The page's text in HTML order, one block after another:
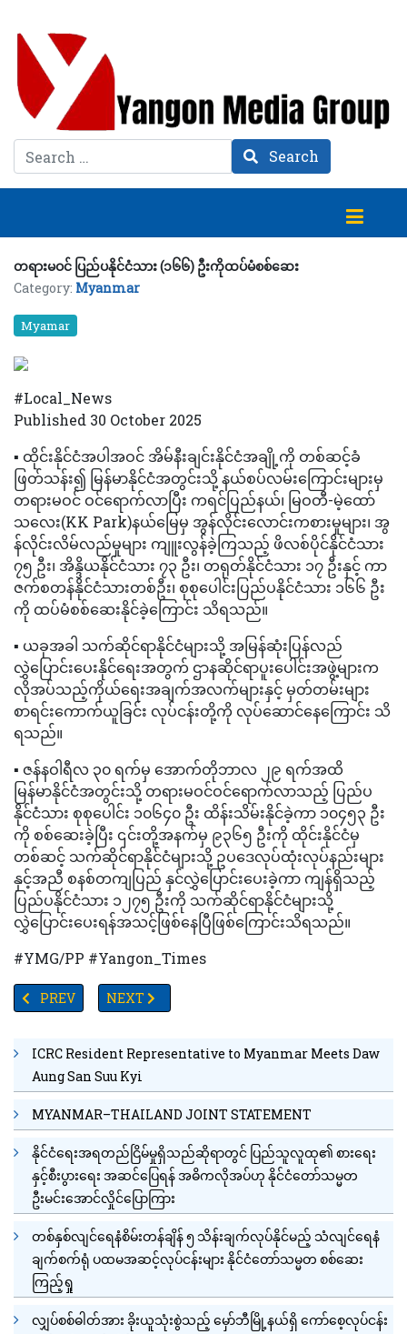
Search Search
တရားမဝင် ပြည်ပနိုင်ငံသား (၁၆၆) ဦးကိုထပ်မံစစ်ဆေး
Category: Myanmar
Myamar
#Local_News
Published 30 October 2025
▪️ ထိုင်းနိုင်ငံအပါအဝင် အိမ်နီးချင်းနိုင်ငံအချို့ကို တစ်ဆင့်ခံ
ဖြတ်သန်း၍ မြန်မာနိုင်ငံအတွင်းသို့ နယ်စပ်လမ်းကြောင်းများမှ
တရားမဝင် ဝင်ရောက်လာပြီး ကရင်ပြည်နယ်၊ မြဝတီ-မဲ့ထော်
သလေး(KK Park)နယ်မြေမှ အွန်လိုင်းလောင်းကစားမှုများ၊ အွ
န်လိုင်းလိမ်လည်မှုများ ကျူးလွန်ခဲ့ကြသည့် ဖိလစ်ပိုင်နိုင်ငံသား
၇၅ ဦး၊ အိန္ဒိယနိုင်ငံသား ၇၃ ဦး၊ တရုတ်နိုင်ငံသား ၁၇ ဦးနှင့် ကာ
ဇက်စတန်နိုင်ငံသားတစ်ဦး၊ စုစုပေါင်းပြည်ပနိုင်ငံသား ၁၆၆ ဦး
ကို ထပ်မံစစ်ဆေးနိုင်ခဲ့ကြောင်း သိရသည်။
▪️ ယခုအခါ သက်ဆိုင်ရာနိုင်ငံများသို့ အမြန်ဆုံးပြန်လည်
လွှဲပြောင်းပေးနိုင်ရေးအတွက် ဌာနဆိုင်ရာပူးပေါင်းအဖွဲ့များက
လိုအပ်သည့်ကိုယ်ရေးအချက်အလက်များနှင့် မှတ်တမ်းများ
စာရင်းကောက်ယူခြင်း လုပ်ငန်းတို့ကို လုပ်ဆောင်နေကြောင်း သိ
ရသည်။
▪️ ဇန်နဝါရီလ ၃၀ ရက်မှ အောက်တိုဘာလ ၂၉ ရက်အထိ
မြန်မာနိုင်ငံအတွင်းသို့ တရားမဝင်ဝင်ရောက်လာသည့် ပြည်ပ
နိုင်ငံသား စုစုပေါင်း ၁၀၆၄၀ ဦး ထိန်းသိမ်းနိုင်ခဲ့ကာ ၁၀၄၅၃ ဦး
ကို စစ်ဆေးခဲ့ပြီး ၎င်းတို့အနက်မှ ၉၃၆၅ ဦးကို ထိုင်းနိုင်ငံမှ
တစ်ဆင့် သက်ဆိုင်ရာနိုင်ငံများသို့ ဥပဒေလုပ်ထုံးလုပ်နည်းများ
နှင့်အညီ စနစ်တကျပြည် နှင်လွှဲပြောင်းပေးခဲ့ကာ ကျန်ရှိသည့်
ပြည်ပနိုင်ငံသား ၁၂၇၅ ဦးကို သက်ဆိုင်ရာနိုင်ငံများသို့
လွှဲပြောင်းပေးရန်အသင့်ဖြစ်နေပြီဖြစ်ကြောင်းသိရသည်။
#YMG/PP #Yangon_Times
PREVIOUS ARTICLE: ဓနုဖြူမြို့နယ်၌ ယာဉ်တိုက်မှုဖြစ်ပွားပြီး တစ်ဦ
PREV NEXT ARTICLE: ခေတ်သမိုင်း၊ရတနာသိင်္ခနှင့်အာဆီယံ
NEXT
ICRC Resident Representative to Myanmar Meets Daw
Aung San Suu Kyi
MYANMAR–THAILAND JOINT STATEMENT
နိုင်ငံရေးအရတည်ငြိမ်မှုရှိသည်ဆိုရာတွင် ပြည်သူလူထု၏ စားရေး
နှင့်စီးပွားရေး အဆင်ပြေရန် အဓိကလိုအပ်ဟု နိုင်ငံတော်သမ္မတ
ဦးမင်းအောင်လှိုင်ပြောကြား
တစ်နှစ်လျင်ရေနံစိမ်းတန်ချိန် ၅ သိန်းချက်လုပ်နိုင်မည့် သံလျင်ရေနံ
ချက်စက်ရုံ ပထမအဆင့်လုပ်ငန်းများ နိုင်ငံတော်သမ္မတ စစ်ဆေး
ကြည့်ရှု
လျှပ်စစ်ဓါတ်အား ခိုးယူသုံးစွဲသည့် မှော်ဘီမြို့နယ်ရှိ ကော်စေ့လုပ်ငန်း